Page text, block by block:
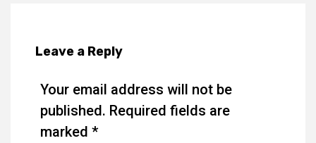
Leave a Reply
Your email address will not be
published. Required fields are
marked *